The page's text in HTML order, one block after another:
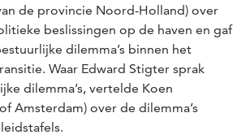
de provincie Noord-Holland) over
beslissingen op de haven en gaf
dilemma’s binnen het
Waar Edward Stigter sprak
dilemma’s, vertelde Koen
Amsterdam) over de dilemma’s